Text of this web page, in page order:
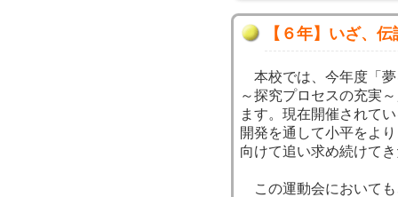
【６年】いざ、
本校では、今年度「夢
～探究プロセスの充実
ます。現在開催されて
開発を通して小平をよ
向けて追い求め続けて
この運動会においても